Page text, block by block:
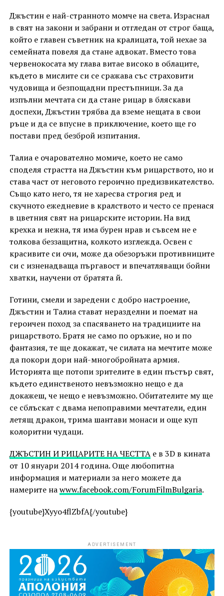
Джъстин е най-странното момче на света. Израснал
в свят на закони и забрани и отгледан от строг баща,
който е главен съветник на кралицата, той нехае за
семейната повеля да стане адвокат. Вместо това
червенокосата му глава витае високо в облаците,
където в мислите си се сражава със страховити
чудовища и безпощадни престъпници. За да
изпълни мечтата си да стане рицар в бляскави
доспехи, Джъстин трябва да вземе нещата в свои
ръце и да се впусне в приключение, което ще го
постави пред безброй изпитания.
Талиа е очарователно момиче, което не само
споделя страстта на Джъстин към рицарството, но и
става част от неговото героично предизвикателство.
Също като него, тя не харесва строгия ред и
скучното ежедневие в кралството и често се пренася
в цветния свят на рицарските истории. На вид
крехка и нежна, тя има бурен нрав и съвсем не е
толкова беззащитна, колкото изглежда. Освен с
красивите си очи, може да обезоръжи противниците
си с изненадваща пъргавост и впечатляващи бойни
хватки, научени от братята й.
Готини, смели и заредени с добро настроение,
Джъстин и Талиа стават неразделни и поемат на
героичен поход за спасяването на традициите на
рицарството. Братя не само по оръжие, но и по
фантазия, те ще докажат, че силата на мечтите може
да покори дори най-многобройната армия.
Историята ще потопи зрителите в един пъстър свят,
където единственото невъзможно нещо е да
докажеш, че нещо е невъзможно. Обитателите му ще
се сблъскат с двама непоправими мечтатели, един
летящ дракон, трима шантави монаси и още куп
колоритни чудаци.
ДЖЪСТИН И РИЦАРИТЕ НА ЧЕСТТАе в 3D в кината
от 10 януари 2014 година. Още любопитна
информация и материали за него можете да
намерите наwww.facebook.com/ForumFilmBulgaria.
{youtube}Xyyo4flZbfA{/youtube}
ADVERTISEMENT